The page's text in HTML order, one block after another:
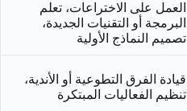
العمل على الاختراعات، تعلم
البرمجة أو التقنيات الجديدة،
تصميم النماذج الأولية
قيادة الفرق التطوعية أو الأندية،
تنظيم الفعاليات المبتكرة